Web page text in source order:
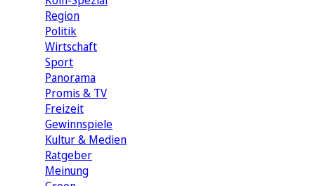
Region
Politik
Wirtschaft
Sport
Panorama
Promis & TV
Freizeit
Gewinnspiele
Kultur & Medien
Ratgeber
Meinung